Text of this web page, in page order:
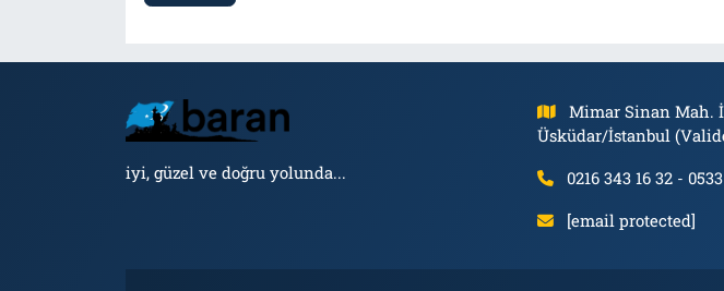
iyi, güzel ve doğru yolunda...
Mimar Sinan Mah.
Üsküdar/İstanbul
0216 343 16 32 -
[email protected]